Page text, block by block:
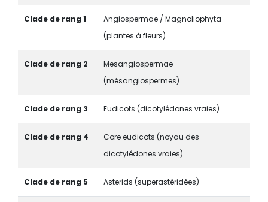
Clade de rang 1
Angiospermae / Magnoliophyta
(plantes à fleurs)
Clade de rang 2
Mesangiospermae
(mésangiospermes)
Clade de rang 3 Eudicots (dicotylédones vraies)
Clade de rang 4
Core eudicots (noyau des
dicotylédones vraies)
Clade de rang 5 Asterids (superastéridées)